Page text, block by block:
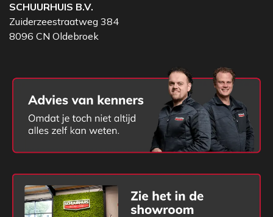
SCHUURHUIS B.V.
Zuiderzeestraatweg 384
8096 CN Oldebroek